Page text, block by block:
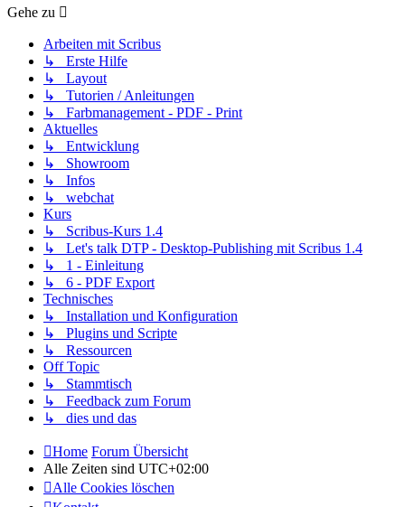
Gehe zu
Arbeiten mit Scribus
↳ Erste Hilfe
↳ Layout
↳ Tutorien / Anleitungen
↳ Farbmanagement - PDF - Print
Aktuelles
↳ Entwicklung
↳ Showroom
↳ Infos
↳ webchat
Kurs
↳ Scribus-Kurs 1.4
↳ Let's talk DTP - Desktop-Publishing mit Scribus 1.4
↳ 1 - Einleitung
↳ 6 - PDF Export
Technisches
↳ Installation und Konfiguration
↳ Plugins und Scripte
↳ Ressourcen
Off Topic
↳ Stammtisch
↳ Feedback zum Forum
↳ dies und das
Home Forum Übersicht
Alle Zeiten sind UTC+02:00
Alle Cookies löschen